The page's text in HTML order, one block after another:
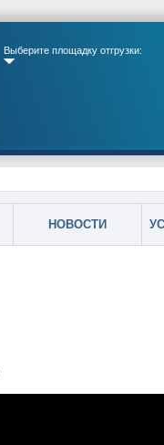
Выберите площадку отгрузки:
НОВОСТИ